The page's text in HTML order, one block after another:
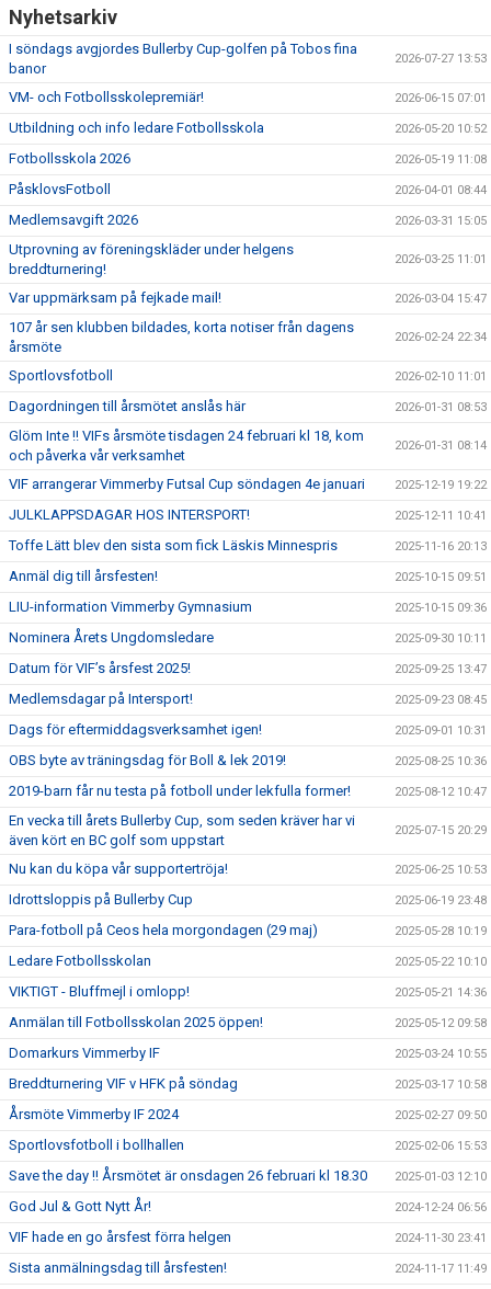
Nyhetsarkiv
I söndags avgjordes Bullerby Cup-golfen på Tobos fina
banor
2026-07-27 13:53
VM- och Fotbollsskolepremiär! 2026-06-15 07:01
Utbildning och info ledare Fotbollsskola 2026-05-20 10:52
Fotbollsskola 2026 2026-05-19 11:08
PåsklovsFotboll 2026-04-01 08:44
Medlemsavgift 2026 2026-03-31 15:05
Utprovning av föreningskläder under helgens
breddturnering!
2026-03-25 11:01
Var uppmärksam på fejkade mail! 2026-03-04 15:47
107 år sen klubben bildades, korta notiser från dagens
årsmöte
2026-02-24 22:34
Sportlovsfotboll 2026-02-10 11:01
Dagordningen till årsmötet anslås här 2026-01-31 08:53
Glöm Inte !! VIFs årsmöte tisdagen 24 februari kl 18, kom
och påverka vår verksamhet
2026-01-31 08:14
VIF arrangerar Vimmerby Futsal Cup söndagen 4e januari 2025-12-19 19:22
JULKLAPPSDAGAR HOS INTERSPORT! 2025-12-11 10:41
Toffe Lätt blev den sista som fick Läskis Minnespris 2025-11-16 20:13
Anmäl dig till årsfesten! 2025-10-15 09:51
LIU-information Vimmerby Gymnasium 2025-10-15 09:36
Nominera Årets Ungdomsledare 2025-09-30 10:11
Datum för VIF’s årsfest 2025! 2025-09-25 13:47
Medlemsdagar på Intersport! 2025-09-23 08:45
Dags för eftermiddagsverksamhet igen! 2025-09-01 10:31
OBS byte av träningsdag för Boll & lek 2019! 2025-08-25 10:36
2019-barn får nu testa på fotboll under lekfulla former! 2025-08-12 10:47
En vecka till årets Bullerby Cup, som seden kräver har vi
även kört en BC golf som uppstart
2025-07-15 20:29
Nu kan du köpa vår supportertröja! 2025-06-25 10:53
Idrottsloppis på Bullerby Cup 2025-06-19 23:48
Para-fotboll på Ceos hela morgondagen (29 maj) 2025-05-28 10:19
Ledare Fotbollsskolan 2025-05-22 10:10
VIKTIGT - Bluffmejl i omlopp! 2025-05-21 14:36
Anmälan till Fotbollsskolan 2025 öppen! 2025-05-12 09:58
Domarkurs Vimmerby IF 2025-03-24 10:55
Breddturnering VIF v HFK på söndag 2025-03-17 10:58
Årsmöte Vimmerby IF 2024 2025-02-27 09:50
Sportlovsfotboll i bollhallen 2025-02-06 15:53
Save the day !! Årsmötet är onsdagen 26 februari kl 18.30 2025-01-03 12:10
God Jul & Gott Nytt År! 2024-12-24 06:56
VIF hade en go årsfest förra helgen 2024-11-30 23:41
Sista anmälningsdag till årsfesten! 2024-11-17 11:49